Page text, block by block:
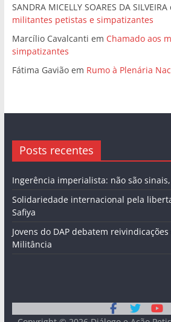
SANDRA MICELLY SOARES DA SILVEIRA
militantes petistas e simpatizantes
Marcílio Cavalcanti em Chamado aos
simpatizantes
Fátima Gaviãoem Rumo à Plenária
Posts recentes
Ingerência imperialista: não são
Solidariedade internacional pela
Safiya
Jovens do DAP debatem
Militância